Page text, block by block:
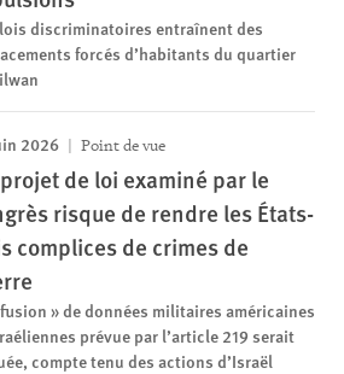
discriminatoires entraînent des
forcés d’habitants du quartier
2026 Point de vue
de loi examiné par le
risque de rendre les États-
complices de crimes de
fusion » de données militaires américaines
prévue par l’article 219 serait
compte tenu des actions d’Israël